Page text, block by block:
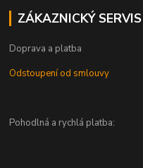
ZÁKAZNICKÝ SERVIS
Doprava a platba
Odstoupení od smlouvy
Pohodlná a rychlá platba: